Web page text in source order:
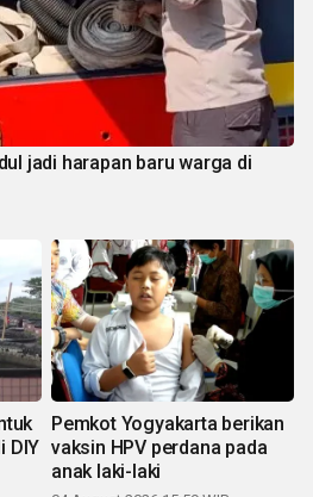
jadi harapan baru warga di
DIY
Pemkot Yogyakarta berikan
vaksin HPV perdana pada
anak laki-laki